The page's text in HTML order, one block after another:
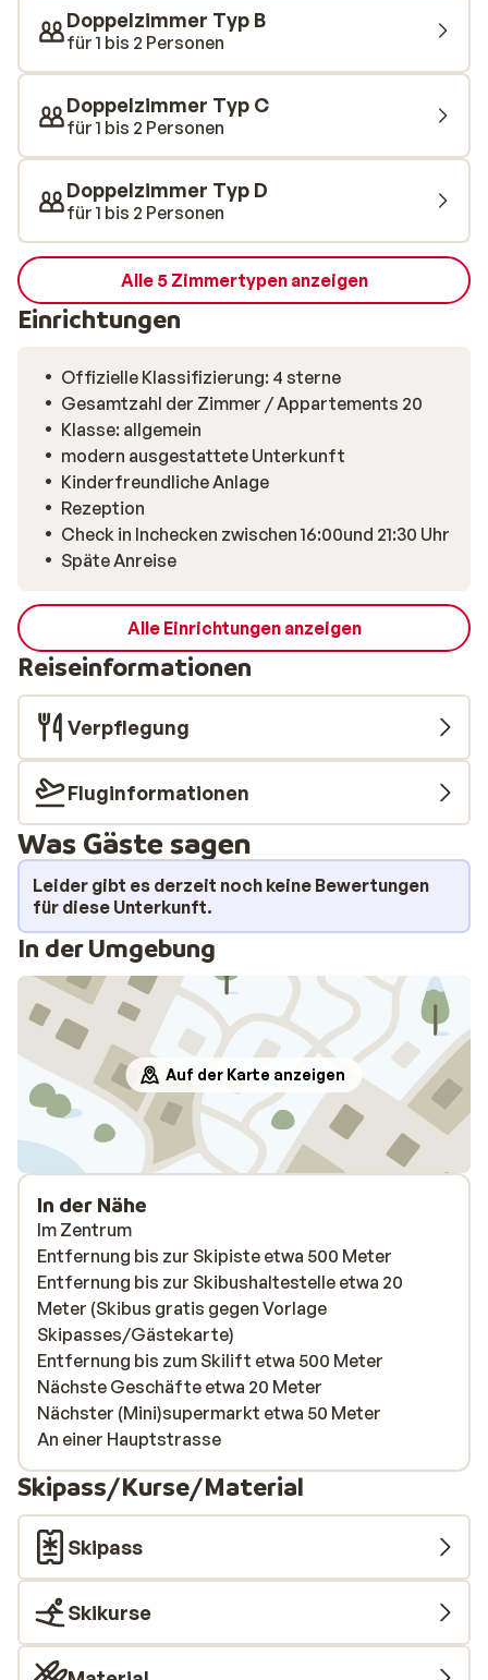
Doppelzimmer Typ B
für 1 bis 2 Personen
Doppelzimmer Typ C
für 1 bis 2 Personen
Doppelzimmer Typ D
für 1 bis 2 Personen
Alle 5 Zimmertypen anzeigen
Einrichtungen
Offizielle Klassifizierung: 4 sterne
Gesamtzahl der Zimmer / Appartements 20
Klasse: allgemein
modern ausgestattete Unterkunft
Kinderfreundliche Anlage
Rezeption
Check in Inchecken zwischen 16:00und 21:30 Uhr
Späte Anreise
Alle Einrichtungen anzeigen
Reiseinformationen
Verpflegung
Fluginformationen
Was Gäste sagen
Leider gibt es derzeit noch keine Bewertungen
für diese Unterkunft.
In der Umgebung
Auf der Karte anzeigen
In der Nähe
Im Zentrum
Entfernung bis zur Skipiste etwa 500 Meter
Entfernung bis zur Skibushaltestelle etwa 20
Meter (Skibus gratis gegen Vorlage
Skipasses/Gästekarte)
Entfernung bis zum Skilift etwa 500 Meter
Nächste Geschäfte etwa 20 Meter
Nächster (Mini)supermarkt etwa 50 Meter
An einer Hauptstrasse
Skipass/Kurse/Material
Skipass
Skikurse